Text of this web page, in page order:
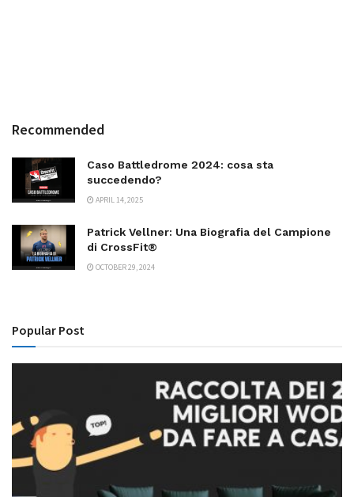
Recommended
Caso Battledrome 2024: cosa sta
succedendo?
APRIL 14, 2025
Patrick Vellner: Una Biografia del Campione
di CrossFit®
OCTOBER 29, 2024
Popular Post